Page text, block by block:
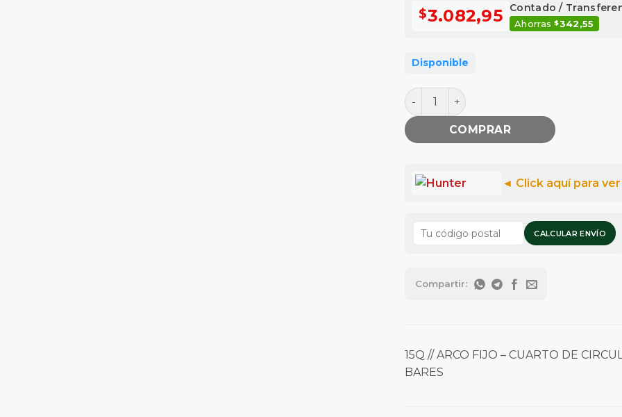
$3.082,95 Contado /
Ahorras$342,55
15Q // ARCO FIJO – CUARTO DE
BARES
Disponible
BOQUILLA TOBERA 90° cantidad
COMPRAR
CALCULAR ENVÍO